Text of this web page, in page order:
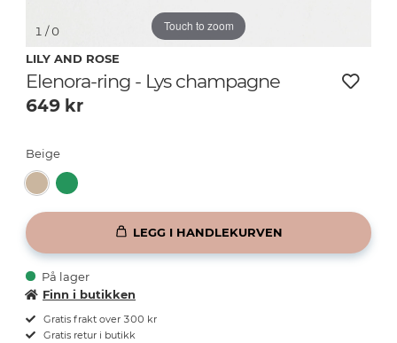
Touch to zoom
1 / 0
LILY AND ROSE
Elenora-ring - Lys champagne
649 kr
Beige
LEGG I HANDLEKURVEN
På lager
Finn i butikken
Gratis frakt over 300 kr
Gratis retur i butikk